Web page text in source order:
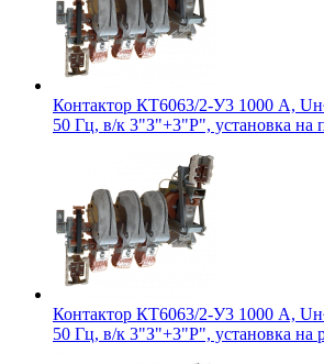
Контактор КТ6063/2-У3 1000 А,
50 Гц, в/к 3"З"+3"Р", установка на
Контактор КТ6063/2-У3 1000 А,
50 Гц, в/к 3"З"+3"Р", установка на